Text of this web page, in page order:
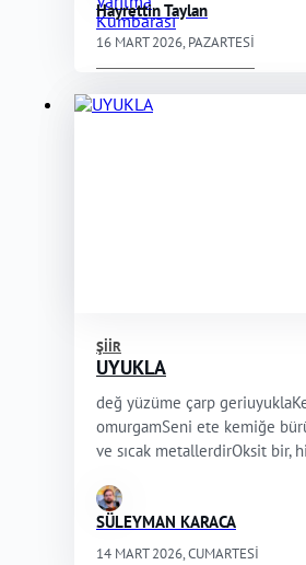
Hayrettin Taylan
16 MART 2026, PAZARTESI
ŞIIR
UYUKLA
değ yüzüme çarp
omurgamSeni ete kemiğe
ve sıcak metallerdirOksit bir,
SÜLEYMAN KARACA
14 MART 2026, CUMARTESI